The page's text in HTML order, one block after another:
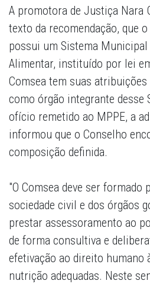
A promotora de Justiça Nara
texto da recomendação, que
possui um Sistema Municipal
Alimentar, instituído por lei
Comsea tem suas
como órgão integrante desse
ofício remetido ao MPPE, a
informou que o Conselho
composição definida.
"O Comsea deve ser formado
sociedade civil e dos órgãos
prestar assessoramento ao
de forma consultiva e
efetivação ao direito humano
nutrição adequadas. Neste